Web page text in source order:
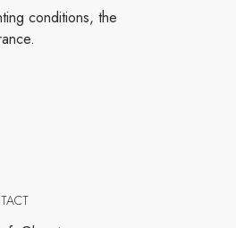
conditions, the